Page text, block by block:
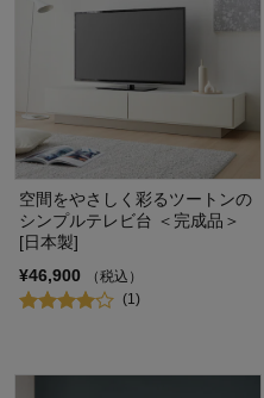
空間をやさしく彩るツートンの
シンプルテレビ台 ＜完成品＞
[日本製]
¥46,900
（税込）
(1)